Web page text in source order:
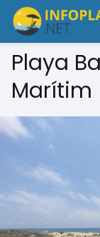
Playa
Marítim